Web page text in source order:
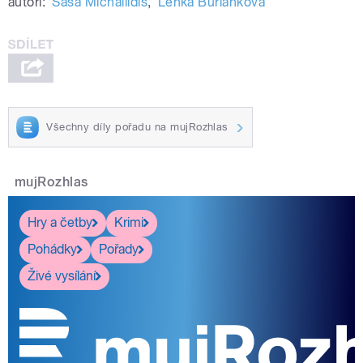
Všechny díly pořadu na mujRozhlas
mujRozhlas
Hry a četby
Krimi
Pohádky
Pořady
Živé vysílání